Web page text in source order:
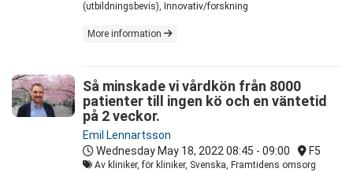
(utbildningsbevis), Innovativ/forskning
More information
Så minskade vi vårdkön från 8000
patienter till ingen kö och en väntetid
på 2 veckor.
Emil Lennartsson
Wednesday May 18, 2022 08:45 - 09:00 F5
Av kliniker, för kliniker, Svenska, Framtidens omsorg